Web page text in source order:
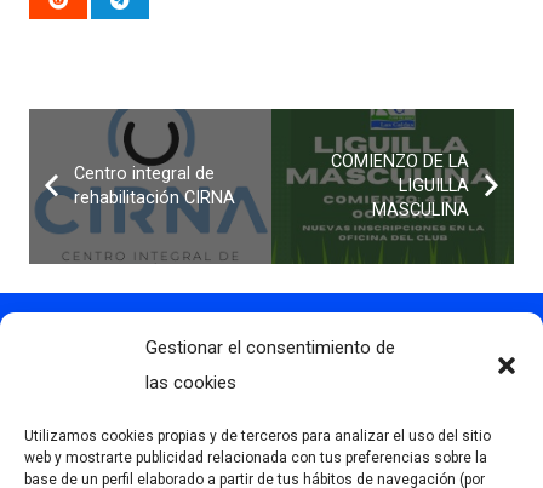
Gestionar el consentimiento de
las cookies
Utilizamos cookies propias y de terceros para analizar el uso del sitio
web y mostrarte publicidad relacionada con tus preferencias sobre la
base de un perfil elaborado a partir de tus hábitos de navegación (por
Centro integral de
rehabilitación CIRNA
COMIENZO DE LA
LIGUILLA
MASCULINA
Contacto
info@clubdegolflascaldas.com
681 163 108